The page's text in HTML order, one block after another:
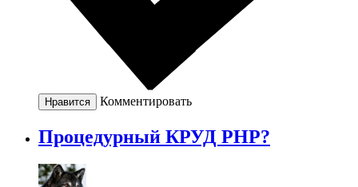
Нравится Комментировать
Процедурный КРУД PHP?